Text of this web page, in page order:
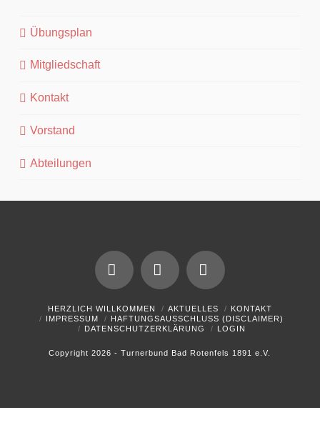
Übungsplan
Mitgliedschaft
Kontakt
Vorstand
Abteilungen
FacebookYouTubeInstagram
HERZLICH WILLKOMMEN AKTUELLES
KONTAKT
IMPRESSUM
HAFTUNGSAUSSCHLUSS (DISCLAIMER)
DATENSCHUTZERKLÄRUNG
LOGIN
Copyright 2026 - Turnerbund Bad Rotenfels 1891 e.V.